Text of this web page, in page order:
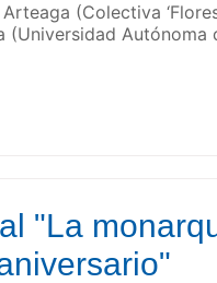
(Colectiva
(Universidad Autónoma
"La